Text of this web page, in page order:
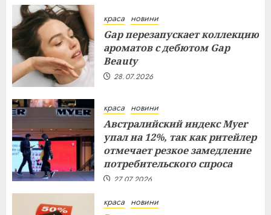
краса новини
Gap перезапускает коллекцию
ароматов с дебютом Gap
Beauty
28.07.2026
краса новини
Австралийский индекс Myer
упал на 12%, так как ритейлер
отмечает резкое замедление
потребительского спроса
27.07.2026
краса новини